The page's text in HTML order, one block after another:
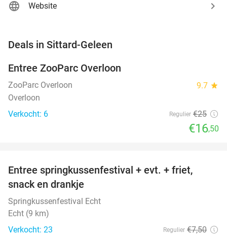
Website
Deals in Sittard-Geleen
TODAY
Entree ZooParc Overloon
ZooParc Overloon 9.7 star
Overloon
Verkocht: 6
Regulier €25
€16,50
TODAY
Entree springkussenfestival + evt. + friet,
snack en drankje
Springkussenfestival Echt
Echt (9 km)
Verkocht: 23
Regulier €7,50